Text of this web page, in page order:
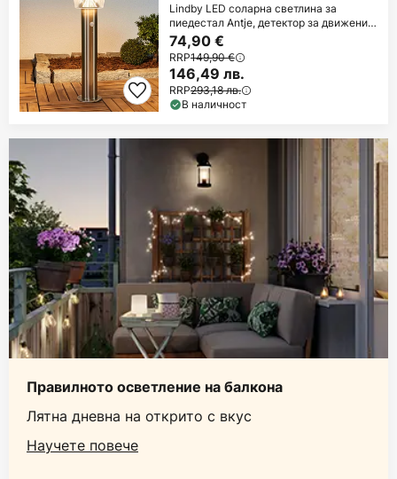
Lindby LED соларна светлина за
пиедестал Antje, детектор за движение,
IP44
74,90 €
RRP149,90 €
146,49 лв.
RRP293,18 лв.
В наличност
Правилното осветление на балкона
Лятна дневна на открито с вкус
Научете повече